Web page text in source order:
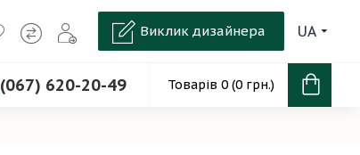
UA
Виклик дизайнера
(067) 620-20-49 Товарів 0 (0 грн.)